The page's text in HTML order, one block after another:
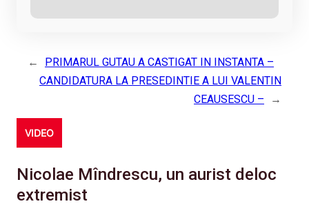
←
PRIMARUL GUTAU A CASTIGAT IN INSTANTA –
CANDIDATURA LA PRESEDINTIE A LUI VALENTIN
CEAUSESCU –
→
VIDEO
Nicolae Mîndrescu, un aurist deloc
extremist